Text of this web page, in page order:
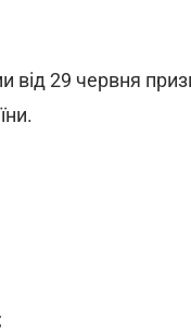
від 29 червня